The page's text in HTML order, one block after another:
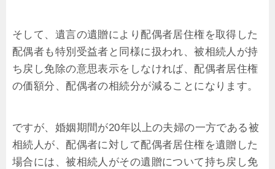
そして、遺言の遺贈により配偶者居住権を取得した
配偶者も特別受益者と同様に扱われ、被相続人が持
ち戻し免除の意思表示をしなければ、配偶者居住権
の価額分、配偶者の相続分が減ることになります。
ですが、婚姻期間が20年以上の夫婦の一方である被
相続人が、配偶者に対して配偶者居住権を遺贈した
場合には、被相続人がその遺贈について持ち戻し免